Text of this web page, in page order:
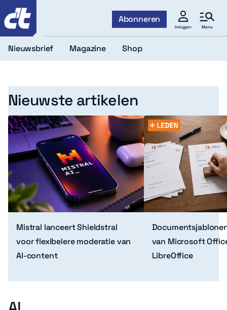
Abonneren
Inloggen Menu
Nieuwsbrief Magazine Shop
Home
Nieuwste artikelen
Mistral lanceert Shieldstral
voor flexibelere moderatie van
AI-content
van Microsoft
LibreOffice